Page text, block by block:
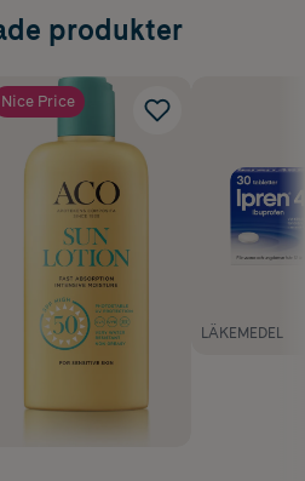
produkter
Nice Price
LÄKEMEDEL